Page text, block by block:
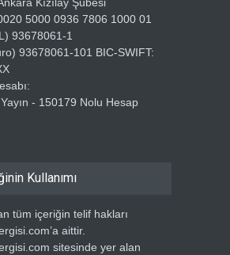
Kızılay Şubesi
5000 0936 7806 1000 01
93678061-1
93678061-101 BIC-SWIFT:
- 150179 Nolu Hesap
Kullanımı
tüm içeriğin telif hakları
aittir.
sitesinde yer alan